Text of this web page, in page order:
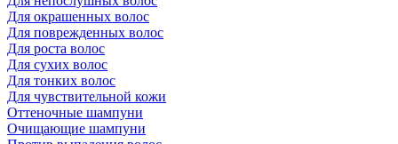
Для окрашенных волос
Для поврежденных волос
Для роста волос
Для сухих волос
Для тонких волос
Для чувствительной кожи
Оттеночные шампуни
Очищающие шампуни